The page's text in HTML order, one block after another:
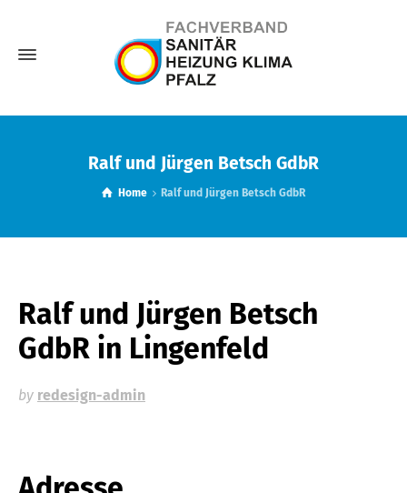
Ralf und Jürgen Betsch GdbR
Home Ralf und Jürgen Betsch GdbR
Ralf und Jürgen Betsch
GdbR in Lingenfeld
by redesign-admin